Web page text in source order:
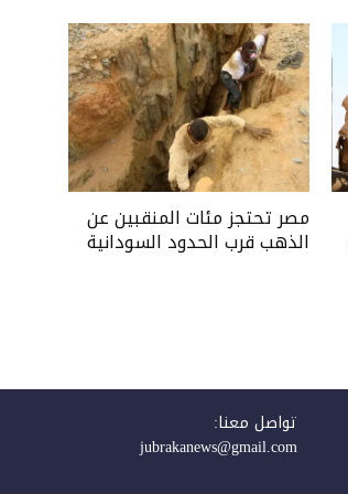
مصر تحتجز مئات المنقبين عن
الذهب قرب الحدود السودانية
تواصل معنا:
jubrakanews@gmail.com